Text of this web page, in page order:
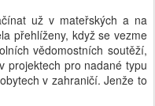
už v mateřských a na
přehlíženy, když se vezme
vědomostních soutěží,
projektech pro nadané typu
v zahraničí. Jenže to